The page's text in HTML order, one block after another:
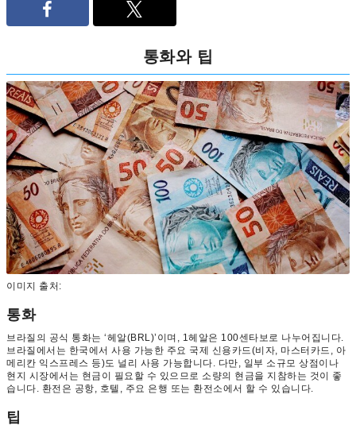
통화와 팁
이미지 출처:
통화
브라질의 공식 통화는 ‘헤알(BRL)’이며, 1헤알은 100센타보로 나누어집니다.
브라질에서는 한국에서 사용 가능한 주요 국제 신용카드(비자, 마스터카드, 아
메리칸 익스프레스 등)도 널리 사용 가능합니다. 다만, 일부 소규모 상점이나
현지 시장에서는 현금이 필요할 수 있으므로 소량의 현금을 지참하는 것이 좋
습니다. 환전은 공항, 호텔, 주요 은행 또는 환전소에서 할 수 있습니다.
팁